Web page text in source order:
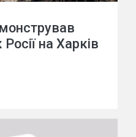
на Харків